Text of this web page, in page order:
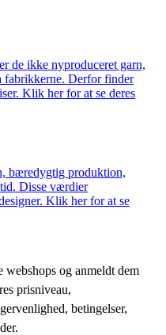
de ikke nyproduceret garn,
fabrikkerne. Derfor finder
Klik her for at se deres
bæredygtig produktion,
Disse værdier
Klik her for at se
webshops og anmeldt dem
prisniveau,
betingelser,